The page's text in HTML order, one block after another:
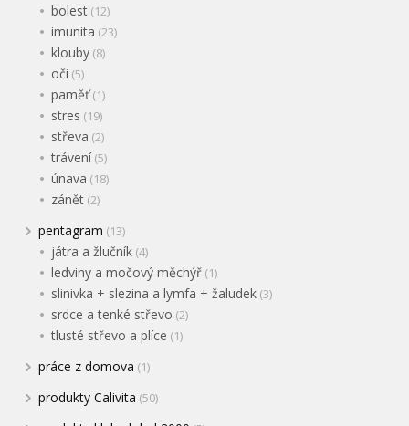
bolest (12)
imunita (23)
klouby (8)
oči (5)
paměť(1)
stres (19)
střeva (2)
trávení(5)
únava (18)
zánět (2)
pentagram (13)
játra a žlučník (4)
ledviny a močový měchýř (1)
slinivka + slezina a lymfa + žaludek (3)
srdce a tenké střevo (2)
tlusté střevo a plíce (1)
práce z domova (1)
produkty Calivita (50)